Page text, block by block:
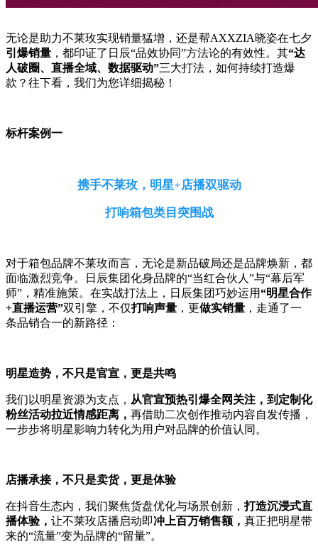
无论是助力不莱玫实现销量猛增，还是帮AXXZIA晓姿在七夕
引爆销量 ，都印证了日辰“品效协同”方法论的有效性。其“达
人破圈、直播全域、数据驱动”三大打法，如何持续打造爆
款？往下看，我们为您详细揭秘！
标杆案例一
携手不莱玫，明星+店播双驱动
打响箱包类目突围战
对于箱包品牌不莱玫而言，无论是新品破局还是品牌焕新，都
面临激烈竞争。日辰集团化身品牌的“当红合伙人”与“幕后军
师”，精准施策。 在实战打法上，日辰集团巧妙运用“明星合作
+直播运营”双引擎，不仅打响声量 ，更做实销量 ，走通了一
条品销合一的新路径：
明星造势，不只是官宣，更是共鸣
我们以明星资源为支点， 从官宣预热引爆全网关注，到定制化
粉丝活动拉近情感距离， 再借助二次创作推动内容自发传播，
一步步将明星影响力转化为用户对品牌的价值认同。
店播承接，不只是卖货，更是体验
在抖音生态内，我们聚焦货盘优化与场景创新，打造沉浸式直
播体验， 让不莱玫店播启动即冲上百万销售额， 真正把明星带
来的“流量”变为品牌的“留量”。